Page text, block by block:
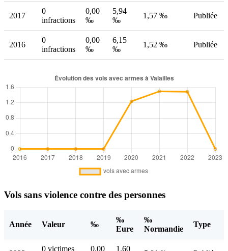
2017
0
infractions
0,00
‰
5,94
‰
1,57 ‰ Publiée
2016
0
infractions
0,00
‰
6,15
‰
1,52 ‰ Publiée
Vols sans violence contre des personnes
Année Valeur ‰
‰
Eure
‰
Normandie
Type
0 victimes
0,00
1,60